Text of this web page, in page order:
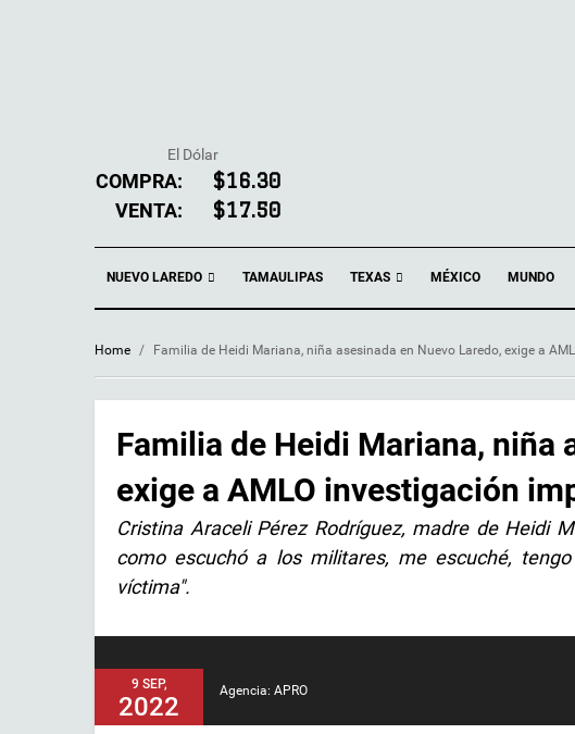
El Dólar
COMPRA: $16.30
VENTA: $17.50
NUEVO LAREDO TAMAULIPAS TEXAS MÉXICO MUNDO
Home / Familia de Heidi Mariana, niña asesinada en Nuevo Laredo, exige a
Familia de Heidi Mariana, niña
exige a AMLO investigación
Cristina Araceli Pérez Rodríguez, madre de Heidi
como escuchó a los militares, me escuché,
víctima".
9 SEP,
2022
Agencia: APRO